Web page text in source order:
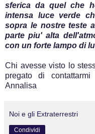
sferica da quel che
intensa luce verde
sopra le nostre teste
parte piu' alta
con un forte lampo di
Chi avesse visto lo
pregato di
Annalisa
Noi e gli Extraterrestri
Condividi